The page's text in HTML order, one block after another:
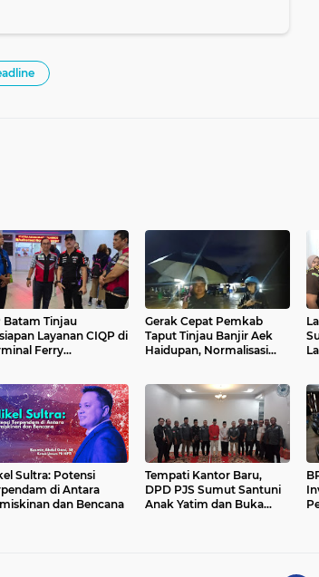
Batam Tinjau
Layanan CIQP di
Ferry
Gerak Cepat Pemkab
Taput Tinjau Banjir Aek
Haidupan, Normalisasi
Sultra: Potensi
di Antara
dan Bencana
Tempati Kantor Baru,
DPD PJS Sumut Santuni
Anak Yatim dan Buka